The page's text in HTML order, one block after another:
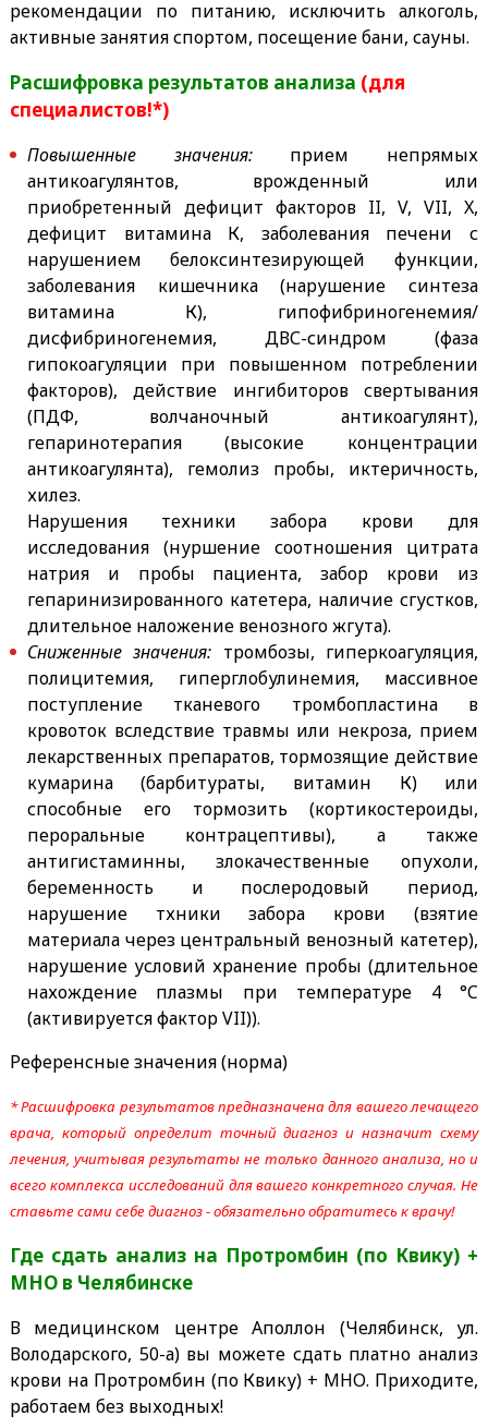
рекомендации по питанию, исключить алкоголь,
активные занятия спортом, посещение бани, сауны.
Расшифровка результатов анализа (для
специалистов!*)
Повышенные значения:прием непрямых
антикоагулянтов, врожденный или
приобретенный дефицит факторов II, V, VII, X,
дефицит витамина К, заболевания печени с
нарушением белоксинтезирующей функции,
заболевания кишечника (нарушение синтеза
витамина К), гипофибриногенемия/
дисфибриногенемия, ДВС-синдром (фаза
гипокоагуляции при повышенном потреблении
факторов), действие ингибиторов свертывания
(ПДФ, волчаночный антикоагулянт),
гепаринотерапия (высокие концентрации
антикоагулянта), гемолиз пробы, иктеричность,
хилез.
Нарушения техники забора крови для
исследования (нуршение соотношения цитрата
натрия и пробы пациента, забор крови из
гепаринизированного катетера, наличие сгустков,
длительное наложение венозного жгута).
Сниженные значения: тромбозы, гиперкоагуляция,
полицитемия, гиперглобулинемия, массивное
поступление тканевого тромбопластина в
кровоток вследствие травмы или некроза, прием
лекарственных препаратов, тормозящие действие
кумарина (барбитураты, витамин К) или
способные его тормозить (кортикостероиды,
пероральные контрацептивы), а также
антигистаминны, злокачественные опухоли,
беременность и послеродовый период,
нарушение тхники забора крови (взятие
материала через центральный венозный катетер),
нарушение условий хранение пробы (длительное
нахождение плазмы при температуре 4 °C
(активируется фактор VII)).
Референсные значения (норма)
* Расшифровка результатов предназначена для вашего лечащего
врача, который определит точный диагноз и назначит схему
лечения, учитывая результаты не только данного анализа, но и
всего комплекса исследований для вашего конкретного случая. Не
ставьте сами себе диагноз - обязательно обратитесь к врачу!
Где сдать анализ на Протромбин (по Квику) +
МНО в Челябинске
В медицинском центре Аполлон (Челябинск, ул.
Володарского, 50-а) вы можете сдать платно анализ
крови на Протромбин (по Квику) + МНО. Приходите,
работаем без выходных!